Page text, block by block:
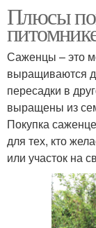
Плюсы
Саженцы – это
выращиваются
пересадки в
выращены из
Покупка
для тех, кто
или участок на